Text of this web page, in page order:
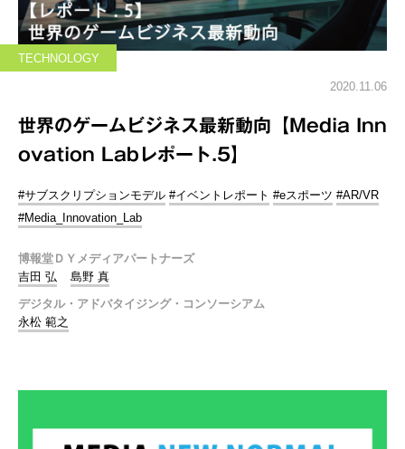
TECHNOLOGY
2020.11.06
世界のゲームビジネス最新動向【Media Inn
ovation Labレポート.5】
#サブスクリプションモデル #イベントレポート #eスポーツ #AR/VR
#Media_Innovation_Lab
博報堂ＤＹメディアパートナーズ
吉田 弘
島野 真
デジタル・アドバタイジング・コンソーシアム
永松 範之